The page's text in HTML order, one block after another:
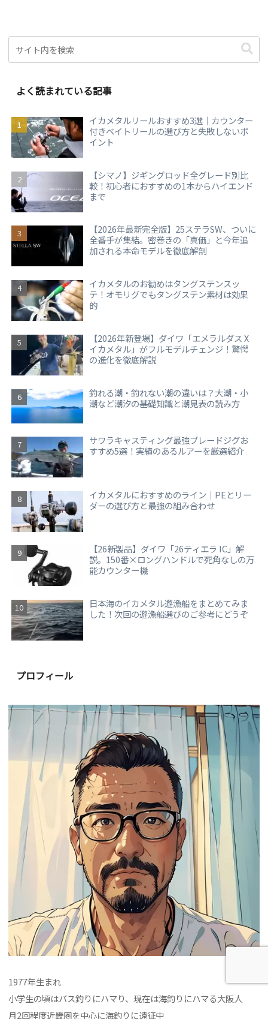
よく読まれている記事
イカメタルリールおすすめ3選｜カウンター
付きベイトリールの選び方と失敗しないポ
イント
【シマノ】ジギングロッド全グレード別比
較！初心者におすすめの1本からハイエンド
まで
【2026年最新完全版】25ステラSW、ついに
全番手が集結。密巻きの「真価」と今年追
加される本命モデルを徹底解剖
イカメタルのお勧めはタングステンスッ
テ！オモリグでもタングステン素材は効果
的
【2026年新登場】ダイワ「エメラルダス X
イカメタル」がフルモデルチェンジ！驚愕
の進化を徹底解説
釣れる潮・釣れない潮の違いは？大潮・小
潮など潮汐の基礎知識と潮見表の読み方
サワラキャスティング最強ブレードジグお
すすめ5選！実績のあるルアーを厳選紹介
イカメタルにおすすめのライン｜PEとリー
ダーの選び方と最強の組み合わせ
【26新製品】ダイワ「26ティエラ IC」解
説。150番×ロングハンドルで死角なしの万
能カウンター機
日本海のイカメタル遊漁船をまとめてみま
した！次回の遊漁船選びのご参考にどうぞ
プロフィール
1977年生まれ
小学生の頃はバス釣りにハマり、現在は海釣りにハマる大阪人
月2回程度近畿圏を中心に海釣りに遠征中